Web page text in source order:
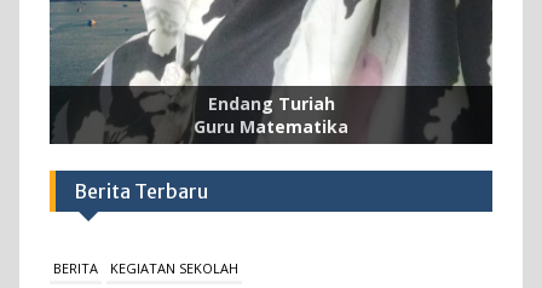
Toyibah, S.Pd.I
PKM Kurikulum
Endang Turiah
Guru Matematika
Hj. Rohmah, S.Pd.I
Guru PAI
Hj. Ilik Jubaedah, S.Pd.I
Guru SKI
Drs. H. Nurcholis
Guru Fikih
Hj. Suherni, S.Pd
Guru B. Indonesia
Achmad Pangestu, S.Pd
Guru B. Arab
Amanah, S.Pd
Guru Akidah
Saefur, S.Pd.I
Guru Matematika
Hj. Uul Ulfiyah, S.Ag
Kepala Madrasah
Mashur, S.Pd
Pembina Pramuka
Anis Maemunah, S.Pd
Guru IPA
Hermes Aura Azkiya, SH
Operator
Berita Terbaru
BERITA KEGIATAN SEKOLAH